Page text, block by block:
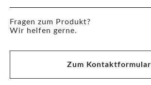
Fragen zum Produkt?
Wir helfen gerne.
Zum Kontaktformular